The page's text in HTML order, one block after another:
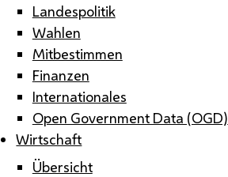
Landespolitik
Wahlen
Mitbestimmen
Finanzen
Internationales
Open Government Data (OGD)
Wirtschaft
Übersicht